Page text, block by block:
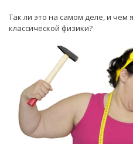
Так ли это на самом деле, и чем
классической физики?